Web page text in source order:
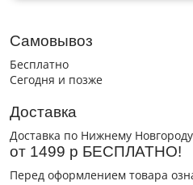
Самовывоз
Бесплатно
Сегодня и позже
Доставка
Доставка по Нижнему
от 1499 р БЕСПЛАТНО!
Перед оформлением товара